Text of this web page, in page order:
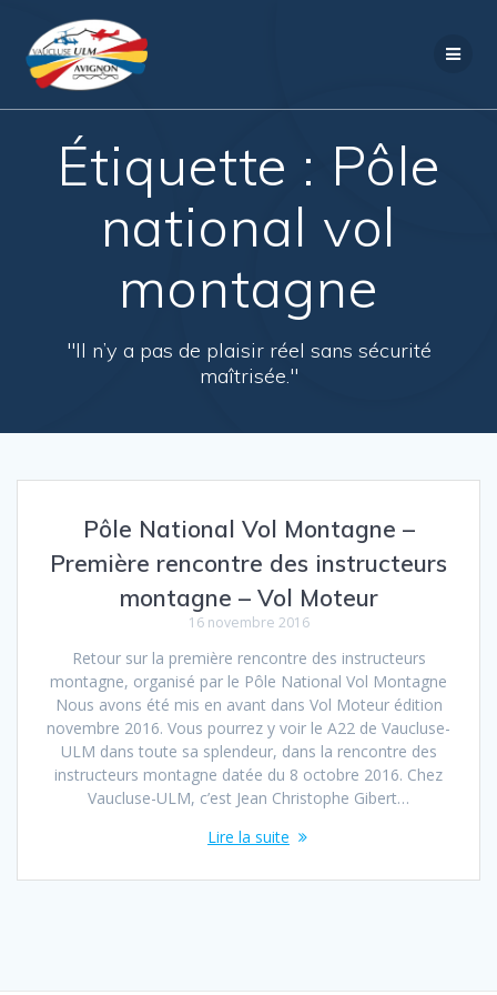
Étiquette : Pôle
national vol
montagne
"Il n’y a pas de plaisir réel sans sécurité
maîtrisée."
Pôle National Vol Montagne –
Première rencontre des instructeurs
montagne – Vol Moteur
16 novembre 2016
Retour sur la première rencontre des instructeurs
montagne, organisé par le Pôle National Vol Montagne
Nous avons été mis en avant dans Vol Moteur édition
novembre 2016. Vous pourrez y voir le A22 de Vaucluse-
ULM dans toute sa splendeur, dans la rencontre des
instructeurs montagne datée du 8 octobre 2016. Chez
Vaucluse-ULM, c’est Jean Christophe Gibert…
Lire la suite